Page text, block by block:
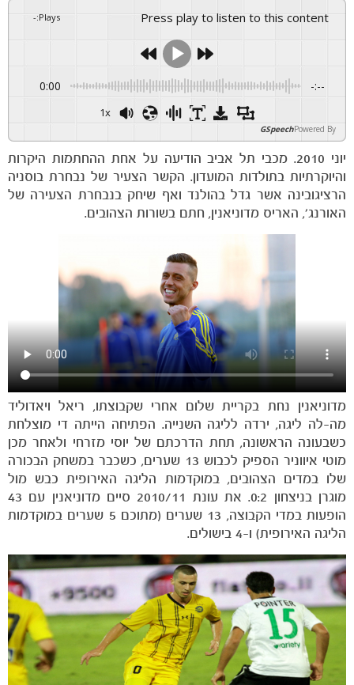
הקבוצות
Press play to listen to this content
Plays
:
-
0:00 -:--
1x
Powered By
GSpeech
יוני 2010. מכבי תל אביב הודיעה על אחת ההחתמות היקרות
והיוקרתיות בתולדות המועדון. הקשר הצעיר של נבחרת בוסניה
הרציגובינה אשר גדל בהולנד ואף שיחק בנבחרת הצעירה של
האורנג', האריס מדוניאנין, חתם בשורות הצהובים.
מדוניאנין נחת בקריית שלום אחרי שקבוצתו, ריאל ויאדוליד
מה-לה ליגה, ירדה לליגה השנייה. הפתיחה הייתה די מוצלחת
כשבעונה הראשונה, תחת הדרכתם של יוסי מזרחי ולאחר מכן
מוטי איווניר הספיק לכבוש 13 שערים, כשכבר במשחק הבכורה
שלו במדים הצהובים, במוקדמות הליגה האירופית כבש מול
מוגרן בניצחון 0:2. את עונת 2010/11 סיים מדוניאנין עם 43
הופעות במדי הקבוצה, 13 שערים (מתוכם 5 שערים במוקדמות
הליגה האירופית) ו-4 בישולים.